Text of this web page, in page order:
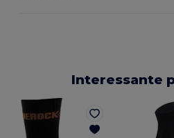
Interessante